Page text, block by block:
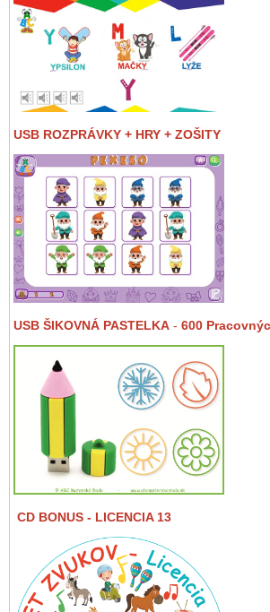
USB ROZPRÁVKY + HRY + ZOŠITY
USB ŠIKOVNÁ PASTELKA - 600
CD BONUS - LICENCIA 13